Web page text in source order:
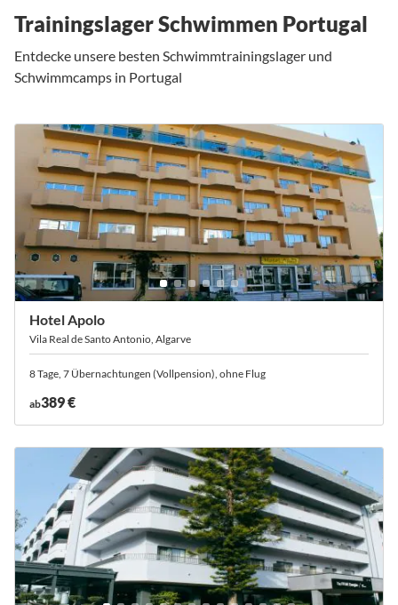
Trainingslager Schwimmen Portugal
Entdecke unsere besten Schwimmtrainingslager und
Schwimmcamps in Portugal
Hotel Apolo
Vila Real de Santo Antonio, Algarve
8 Tage, 7 Übernachtungen (Vollpension), ohne Flug
ab389 €